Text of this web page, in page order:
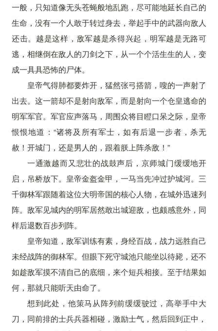
一般，只知道像无头苍蝇般地乱跑，尽可能地延长自己的
生命，没有一个人敢于转过身去，举起手中的武器向敌人
还击。越是这样，敌军越是杀得兴起，明军越是无路可
逃，相继倒在敌人的刀剑之下，从一个个活生生的人，变
成一具具恐怖的尸体。
皇帝气得肺都要炸开，猛然张弓搭箭，嗖的一声射了
出去。这一箭却不是射向敌军，而是射向一个仓皇逃命的
明军军官。军官应声落马，周围众将目瞪口呆之际，皇帝
恨恨地道：“诸将及所有军士，如有后退一步者，杀无
赦！开城门，还是男人的，跟着朕上阵杀敌！”
一通激越而又悲壮的战鼓声后，京师城门缓缓地开
启，吊桥放下。皇帝金盔金甲，一马当先冲过护城河。三
千御林军跟随着这位大明帝国的核心人物，在城外迅速列
阵。敌军见城内的明军居然敢出城迎敌，也颇感意外，同
样后退数百步列阵。
皇帝知道，敌军训练有素，身经百战，战力远胜自己
未经战阵的御林军。但眼下死守城池只能坐以待毙，还不
如趁敌军摸不清自己的底细，来个短兵相接。至于结果如
何，那就只能听天由命了。
想到此处，他策马从阵列前缓缓驶过，高举手中大
刀，同前排的士兵兵器相碰，激励士气，然后回到正中，